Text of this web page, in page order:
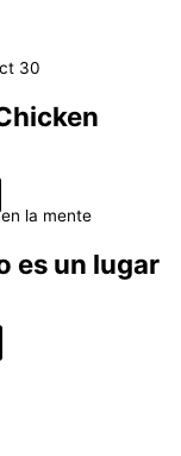
es un lugar